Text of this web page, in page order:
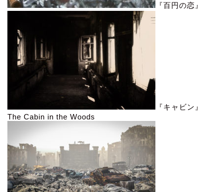
『百円の恋』
『キャビン』
The Cabin in the Woods